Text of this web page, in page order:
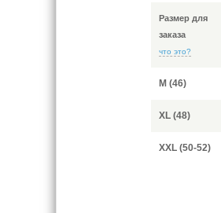
Размер для
заказа
что это?
M (46)
XL (48)
XXL (50-52)